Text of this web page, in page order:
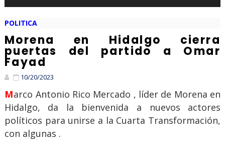
POLITICA
Morena en Hidalgo cierra
puertas del partido a Omar
Fayad
10/20/2023
Marco Antonio Rico Mercado , líder de Morena en
Hidalgo, da la bienvenida a nuevos actores
políticos para unirse a la Cuarta Transformación,
con algunas .